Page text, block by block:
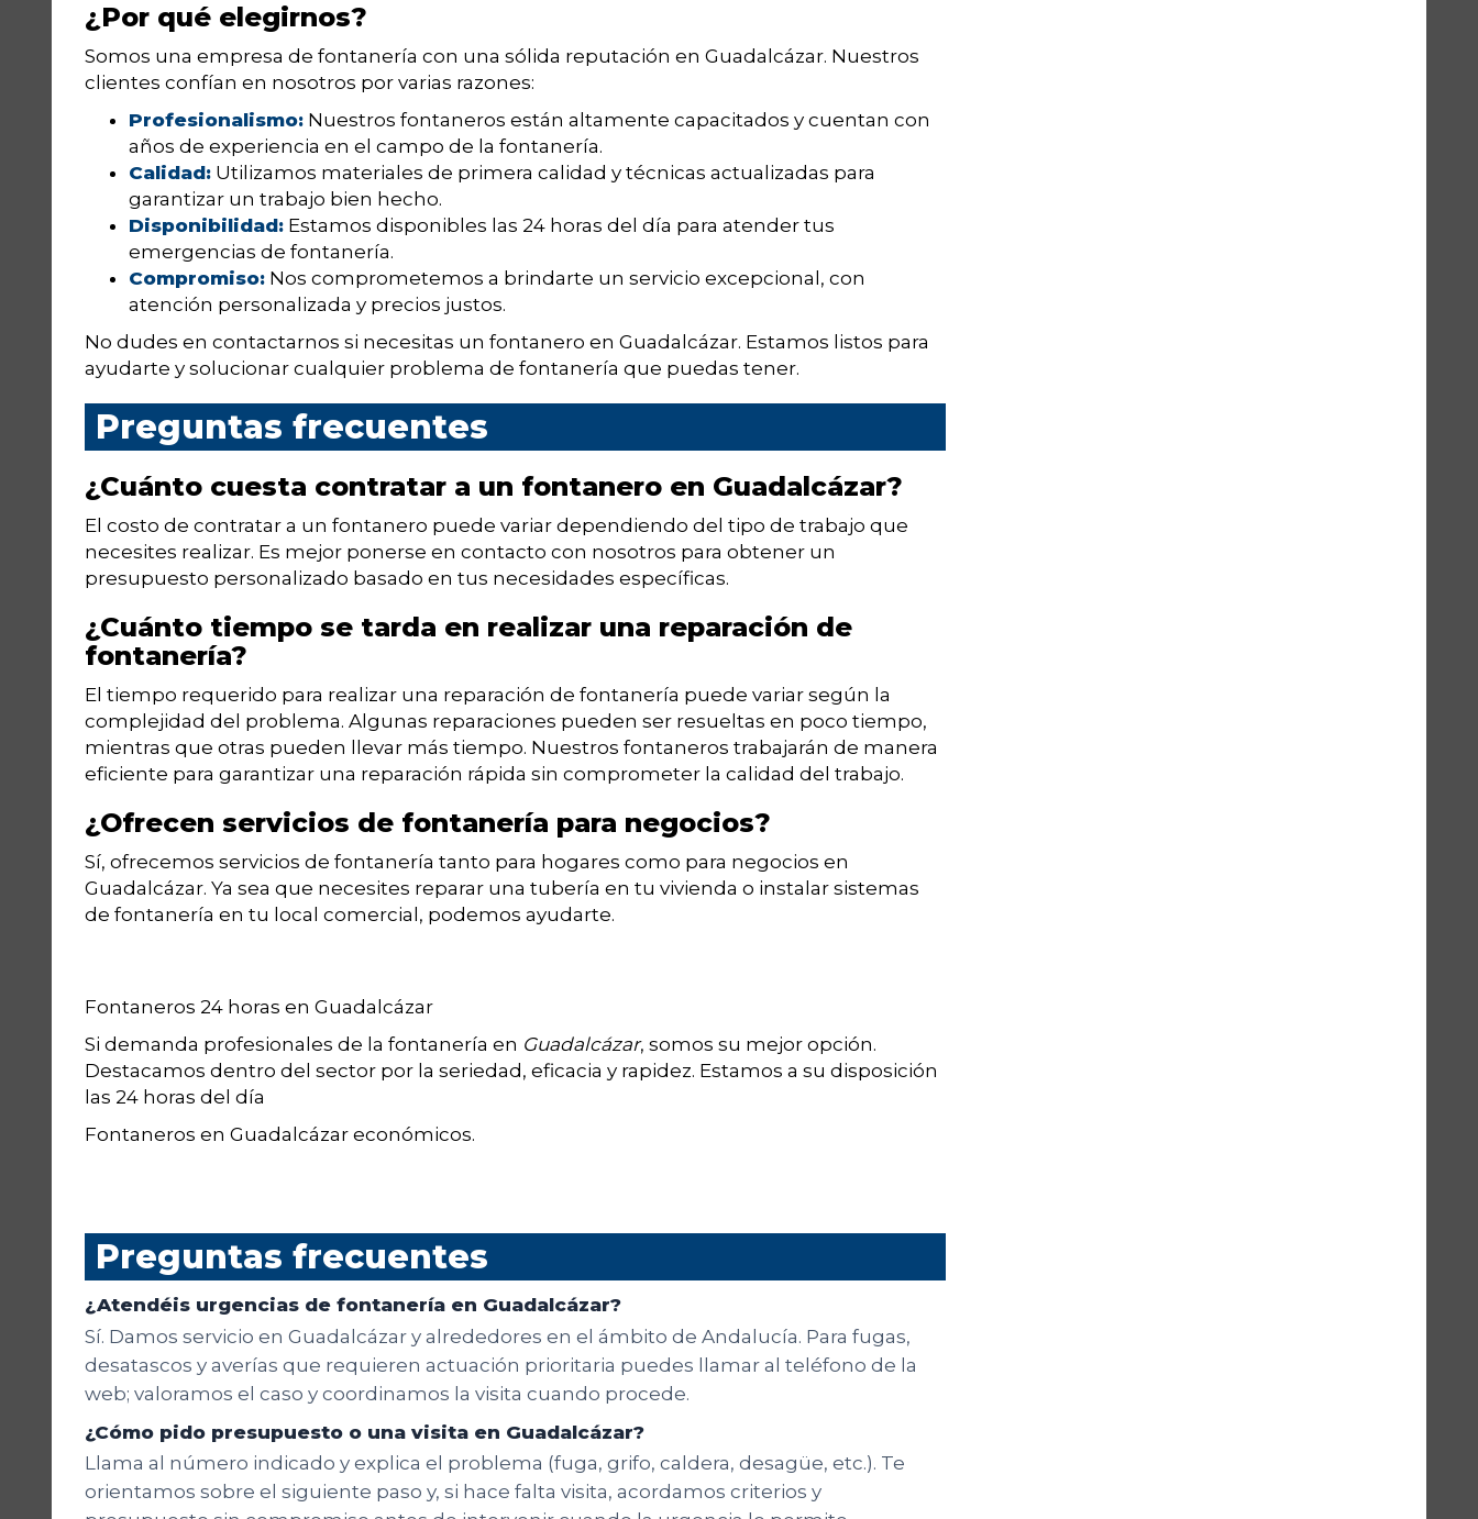
¿Por qué elegirnos?
Somos una empresa de fontanería con una sólida reputación en Guadalcázar. Nuestros
clientes confían en nosotros por varias razones:
Profesionalismo: Nuestros fontaneros están altamente capacitados y cuentan con
años de experiencia en el campo de la fontanería.
Calidad: Utilizamos materiales de primera calidad y técnicas actualizadas para
garantizar un trabajo bien hecho.
Disponibilidad: Estamos disponibles las 24 horas del día para atender tus
emergencias de fontanería.
Compromiso: Nos comprometemos a brindarte un servicio excepcional, con
atención personalizada y precios justos.
No dudes en contactarnos si necesitas un fontanero en Guadalcázar. Estamos listos para
ayudarte y solucionar cualquier problema de fontanería que puedas tener.
Preguntas frecuentes
¿Cuánto cuesta contratar a un fontanero en Guadalcázar?
El costo de contratar a un fontanero puede variar dependiendo del tipo de trabajo que
necesites realizar. Es mejor ponerse en contacto con nosotros para obtener un
presupuesto personalizado basado en tus necesidades específicas.
¿Cuánto tiempo se tarda en realizar una reparación de
fontanería?
El tiempo requerido para realizar una reparación de fontanería puede variar según la
complejidad del problema. Algunas reparaciones pueden ser resueltas en poco tiempo,
mientras que otras pueden llevar más tiempo. Nuestros fontaneros trabajarán de manera
eficiente para garantizar una reparación rápida sin comprometer la calidad del trabajo.
¿Ofrecen servicios de fontanería para negocios?
Sí, ofrecemos servicios de fontanería tanto para hogares como para negocios en
Guadalcázar. Ya sea que necesites reparar una tubería en tu vivienda o instalar sistemas
de fontanería en tu local comercial, podemos ayudarte.
Fontaneros 24 horas en Guadalcázar
Si demanda profesionales de la fontanería en Guadalcázar, somos su mejor opción.
Destacamos dentro del sector por la seriedad, eficacia y rapidez. Estamos a su disposición
las 24 horas del día
Fontaneros en Guadalcázar económicos.
Preguntas frecuentes
¿Atendéis urgencias de fontanería en Guadalcázar?
Sí. Damos servicio en Guadalcázar y alrededores en el ámbito de Andalucía. Para fugas,
desatascos y averías que requieren actuación prioritaria puedes llamar al teléfono de la
web; valoramos el caso y coordinamos la visita cuando procede.
¿Cómo pido presupuesto o una visita en Guadalcázar?
Llama al número indicado y explica el problema (fuga, grifo, caldera, desagüe, etc.). Te
orientamos sobre el siguiente paso y, si hace falta visita, acordamos criterios y